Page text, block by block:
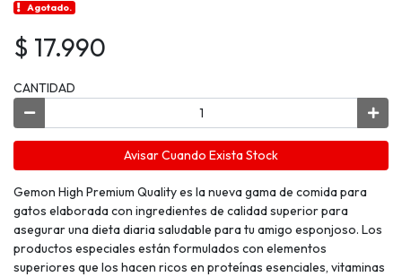
Agotado.
$ 17.990
CANTIDAD
Avisar Cuando Exista Stock
Gemon High Premium Quality es la nueva gama de comida para
gatos elaborada con ingredientes de calidad superior para
asegurar una dieta diaria saludable para tu amigo esponjoso. Los
productos especiales están formulados con elementos
superiores que los hacen ricos en proteínas esenciales, vitaminas